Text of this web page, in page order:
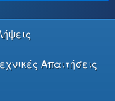
Απαιτήσεις